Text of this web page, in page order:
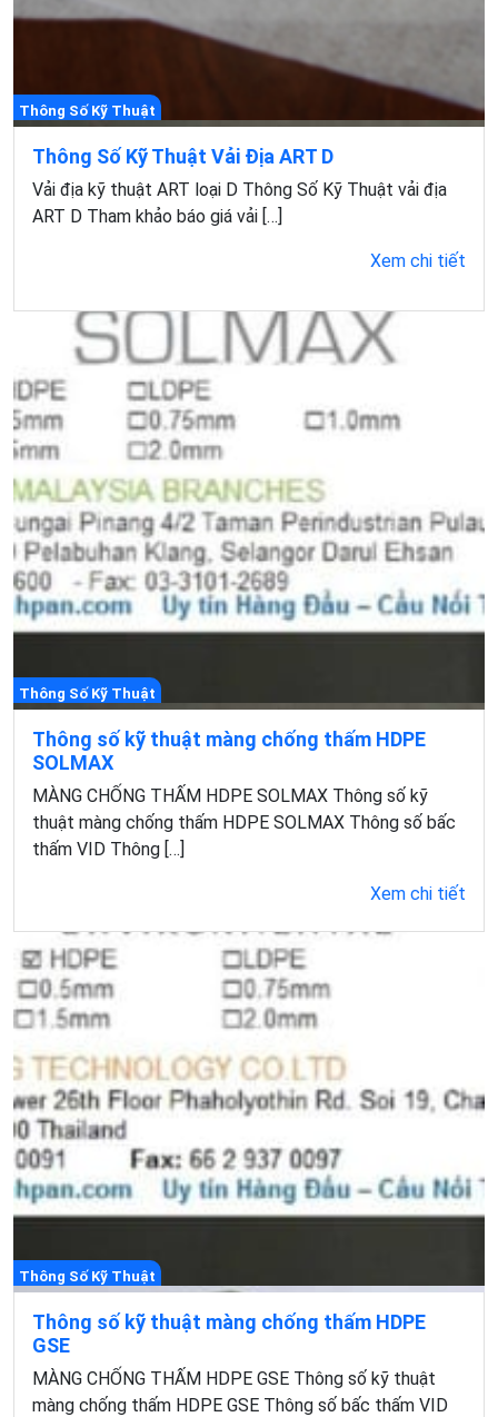
Thông Số Kỹ Thuật
Thông Số Kỹ Thuật Vải Địa ART D
Vải địa kỹ thuật ART loại D Thông Số Kỹ Thuật vải địa
ART D Tham khảo báo giá vải […]
Xem chi tiết
Thông Số Kỹ Thuật
Thông số kỹ thuật màng chống thấm HDPE
SOLMAX
MÀNG CHỐNG THẤM HDPE SOLMAX Thông số kỹ
thuật màng chống thấm HDPE SOLMAX Thông số bấc
thấm VID Thông […]
Xem chi tiết
Thông Số Kỹ Thuật
Thông số kỹ thuật màng chống thấm HDPE
GSE
MÀNG CHỐNG THẤM HDPE GSE Thông số kỹ thuật
màng chống thấm HDPE GSE Thông số bấc thấm VID